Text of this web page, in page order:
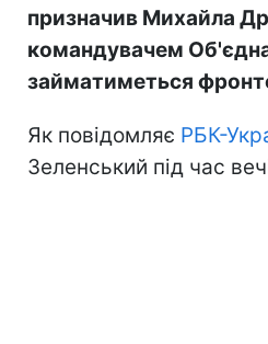
призначив Михайла
командувачем
займатиметься
Як повідомляє РБК-
Зеленський під час